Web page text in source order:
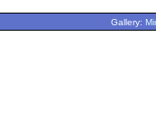
Gallery: